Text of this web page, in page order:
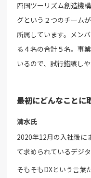
四国ツーリズム創造機
グという２つのチーム
所属しています。メン
る４名の合計５名。事
いるので、試行錯誤し
――最初にどんなこと
清水氏
2020年12月の入社後に
て求められているデジ
そもそもDXという言葉